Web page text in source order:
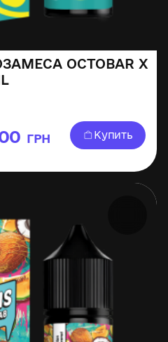
OCTOBAR X
ГРН Купить